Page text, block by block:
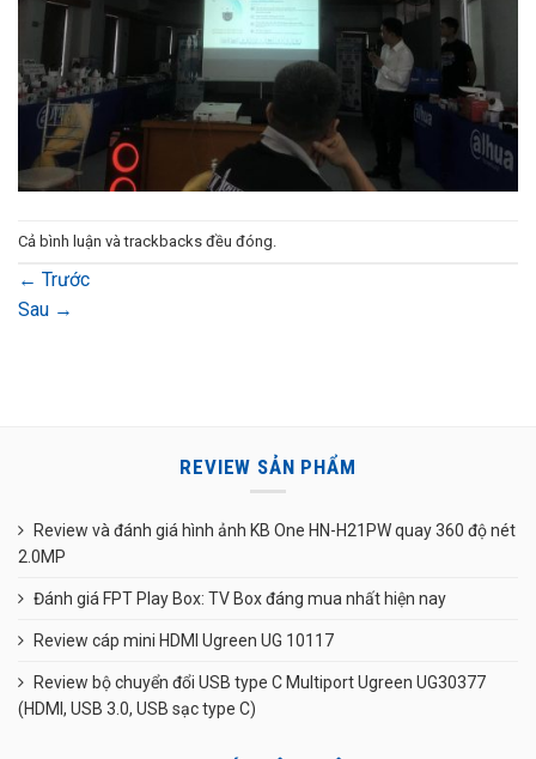
Cả bình luận và trackbacks đều đóng.
← Trước
Sau →
REVIEW SẢN PHẨM
Review và đánh giá hình ảnh KB One HN-H21PW quay 360 độ nét
2.0MP
Đánh giá FPT Play Box: TV Box đáng mua nhất hiện nay
Review cáp mini HDMI Ugreen UG 10117
Review bộ chuyển đổi USB type C Multiport Ugreen UG30377
(HDMI, USB 3.0, USB sạc type C)